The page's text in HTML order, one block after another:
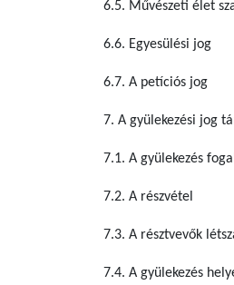
6.5. Művészeti élet
6.6. Egyesülési jog
6.7. A petíciós jog
7. A gyülekezési jog
7.1. A gyülekezés
7.2. A részvétel
7.3. A résztvevők
7.4. A gyülekezés